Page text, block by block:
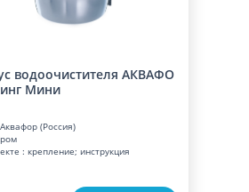
водоочистителя АКВАФО
Мини
(Россия)
: крепление; инструкция